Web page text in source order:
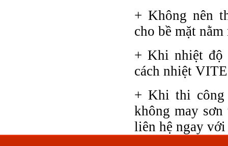
+ Không nên
cho bề mặt
+ Khi nhiệt độ
cách nhiệt
+ Khi thi công
không may
liên hệ ngay